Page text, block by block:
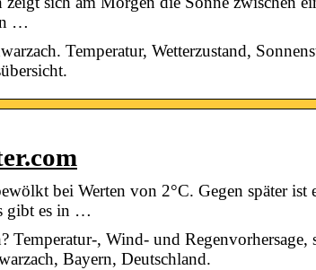
…
Temperatur, Wetterzustand,
bei Werten von 2°C. Gegen später ist
gibt es in …
Temperatur-, Wind- und
Bayern, Deutschland.